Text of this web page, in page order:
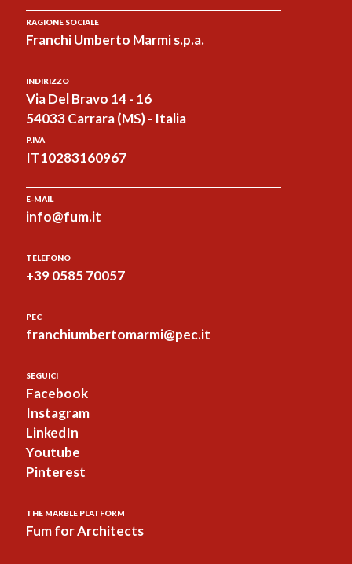
RAGIONE SOCIALE
Franchi Umberto Marmi s.p.a.
INDIRIZZO
Via Del Bravo 14 - 16
54033 Carrara (MS) - Italia
P.IVA
IT10283160967
E-MAIL
info@fum.it
TELEFONO
+39 0585 70057
PEC
franchiumbertomarmi@pec.it
SEGUICI
Facebook
Instagram
LinkedIn
Youtube
Pinterest
THE MARBLE PLATFORM
Fum for Architects